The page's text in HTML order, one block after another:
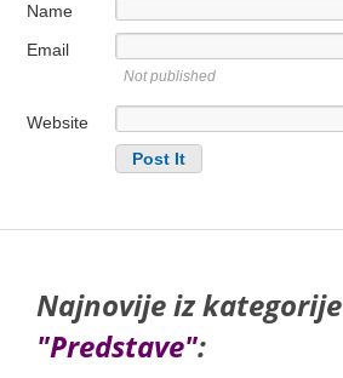
Name
Email
Not published
Website
Najnovije iz kategorije
"Predstave":